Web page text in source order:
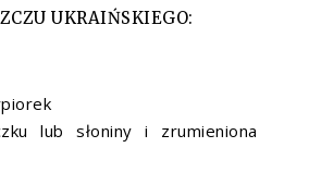
UKRAIŃSKIEGO:
lub słoniny i zrumieniona